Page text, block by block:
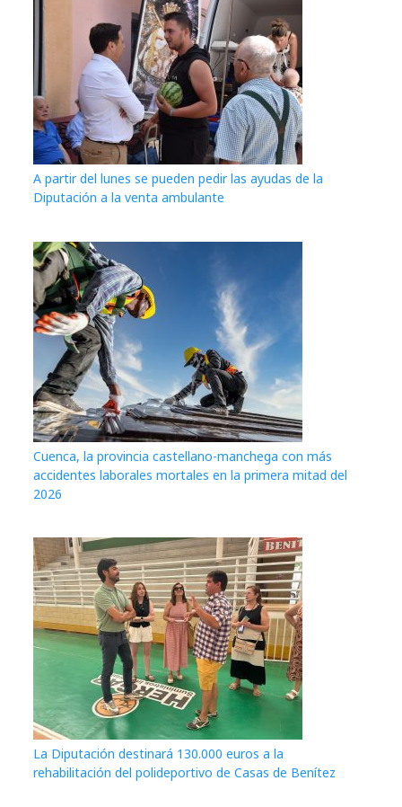
A partir del lunes se pueden pedir las ayudas de la
Diputación a la venta ambulante
Cuenca, la provincia castellano-manchega con más
accidentes laborales mortales en la primera mitad del
2026
La Diputación destinará 130.000 euros a la
rehabilitación del polideportivo de Casas de Benítez